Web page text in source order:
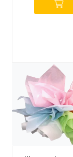
Park og
KJØPESENTER
Borettslag